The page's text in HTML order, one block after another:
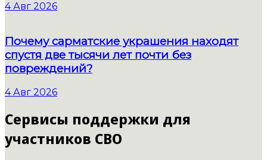
4 Авг 2026
Почему сарматские украшения находят
спустя две тысячи лет почти без
повреждений?
4 Авг 2026
Сервисы поддержки для
участников СВО